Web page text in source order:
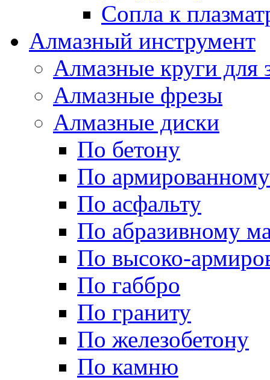
Сопла к
Алмазный инструмент
Алмазные круги для
Алмазные фрезы
Алмазные диски
По бетону
По
По асфальту
По абразивному
По высоко-
По габбро
По граниту
По железобетону
По камню